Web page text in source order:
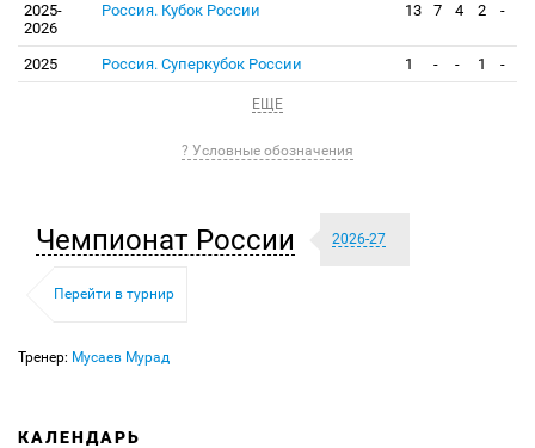
2025-
2026
Россия. Кубок России 13 7 4 2 -
2025 Россия. Суперкубок России 1 - - 1 -
ЕЩЕ
? Условные обозначения
Чемпионат России 2026-27
Перейти в турнир
Тренер: Мусаев Мурад
КАЛЕНДАРЬ